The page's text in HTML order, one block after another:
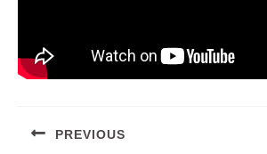
de
PREVIOUS